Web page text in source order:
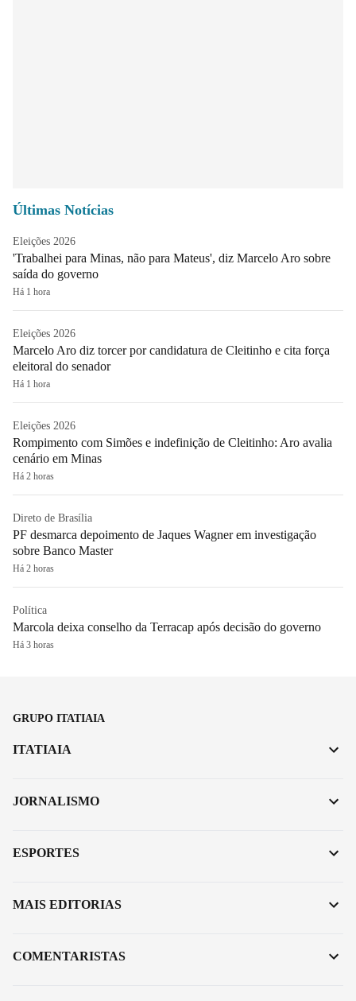
Últimas Notícias
Eleições 2026
'Trabalhei para Minas, não para Mateus', diz Marcelo Aro sobre
saída do governo
Há 1 hora
Eleições 2026
Marcelo Aro diz torcer por candidatura de Cleitinho e cita força
eleitoral do senador
Há 1 hora
Eleições 2026
Rompimento com Simões e indefinição de Cleitinho: Aro avalia
cenário em Minas
Há 2 horas
Direto de Brasília
PF desmarca depoimento de Jaques Wagner em investigação
sobre Banco Master
Há 2 horas
Política
Marcola deixa conselho da Terracap após decisão do governo
Há 3 horas
GRUPO ITATIAIA
ITATIAIA
JORNALISMO
ESPORTES
MAIS EDITORIAS
COMENTARISTAS